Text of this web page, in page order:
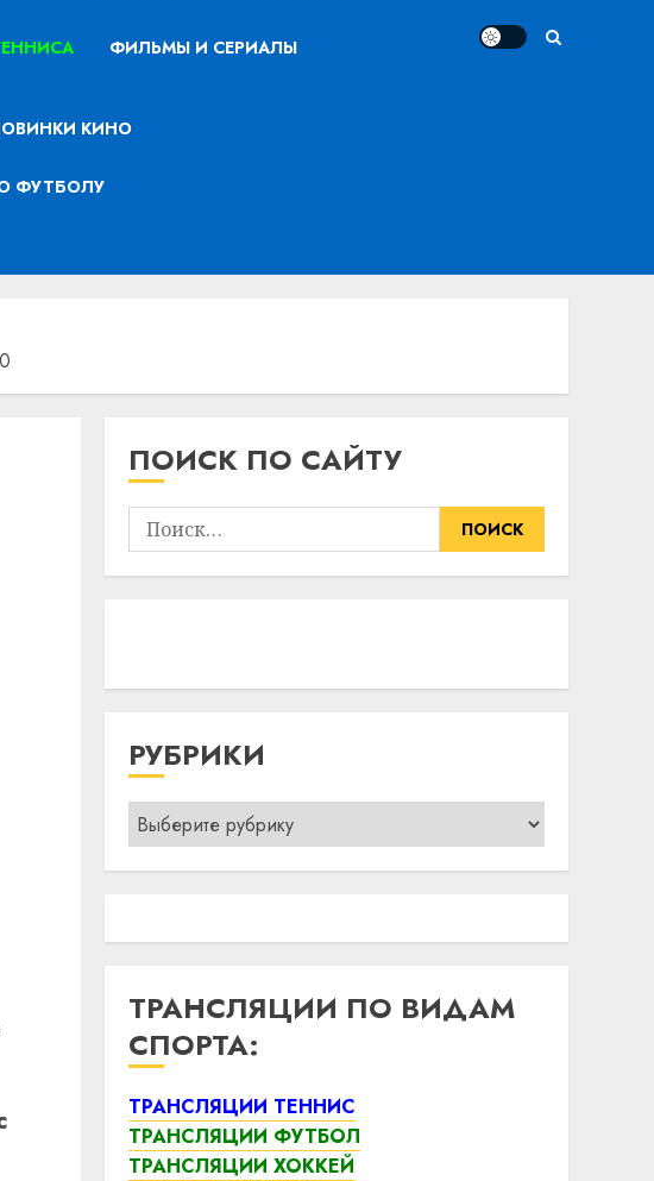
ФИЛЬМЫ И СЕРИАЛЫ
КИНО
ФУТБОЛУ
ПОИСК ПО САЙТУ
Найти:
РУБРИКИ
Рубрики
ТРАНСЛЯЦИИ ПО ВИДАМ
СПОРТА:
ТРАНСЛЯЦИИ ТЕННИС
ТРАНСЛЯЦИИ ФУТБОЛ
ТРАНСЛЯЦИИ ХОККЕЙ